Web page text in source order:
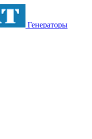
Генераторы